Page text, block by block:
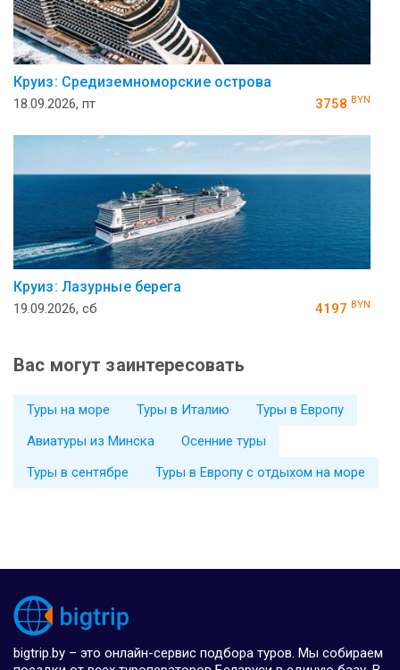
Круиз: Средиземноморские острова
18.09.2026, пт 3758 BYN
Круиз: Лазурные берега
19.09.2026, сб 4197 BYN
Вас могут заинтересовать
Туры на море Туры в Италию
Туры в Европу
Авиатуры из Минска
Осенние туры
Туры в сентябре
Туры в Европу с отдыхом на море
bigtrip.by – это онлайн-сервис подбора туров. Мы собираем